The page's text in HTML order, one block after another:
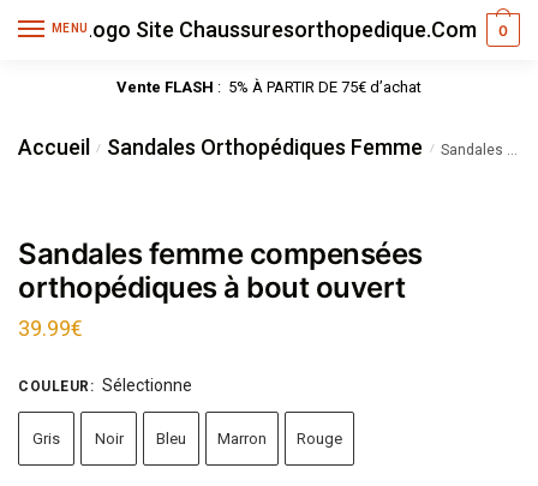
MENU 0
Vente FLASH : 5% À PARTIR DE 75€ d’achat
Accueil / Sandales Orthopédiques Femme / Sandales femme compensées orthopédiques à bout ouvert
Sandales femme compensées
orthopédiques à bout ouvert
39.99€
COULEUR : Sélectionne
Gris Noir Bleu Marron Rouge